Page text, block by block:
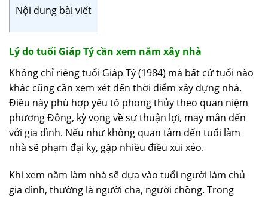
Nội dung bài viết
Lý do tuổi Giáp Tý cần xem năm xây nhà
Không chỉ riêng tuổi Giáp Tý (1984) mà bất cứ tuổi nào
khác cũng cần xem xét đến thời điểm xây dựng nhà.
Điều này phù hợp yếu tố phong thủy theo quan niệm
phương Đông, kỳ vọng về sự thuận lợi, may mắn đến
với gia đình. Nếu như không quan tâm đến tuổi làm
nhà sẽ phạm đại kỵ, gặp nhiều điều xui xẻo.
Khi xem năm làm nhà sẽ dựa vào tuổi người làm chủ
gia đình, thường là người cha, người chồng. Trong